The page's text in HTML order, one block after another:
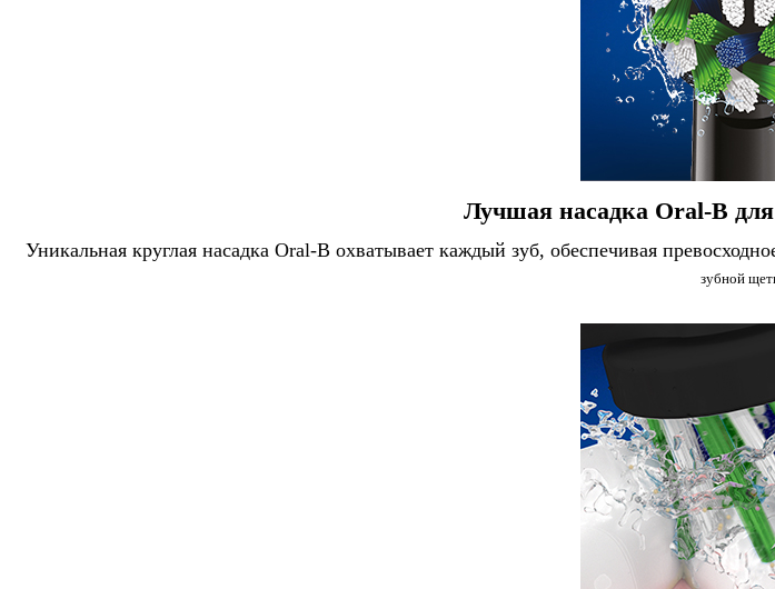
Лучшая насадка Oral-B
Уникальная круглая насадка Oral-B охватывает каждый зуб, обеспечивая
зубной